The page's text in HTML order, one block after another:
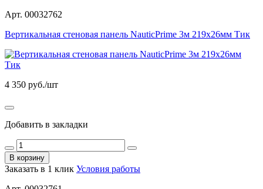
Арт. 00032762
Вертикальная стеновая панель NauticPrime 3м 219х26мм Тик
4 350 руб./шт
Добавить в закладки
В корзину
Заказать в 1 клик Условия работы